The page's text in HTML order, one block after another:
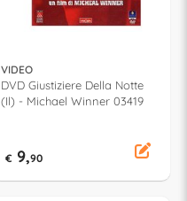
VIDEO
DVD Giustiziere Della Notte
(Il) - Michael Winner 03419
€ 9,90